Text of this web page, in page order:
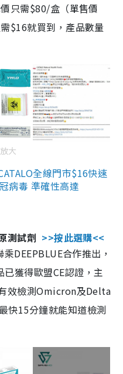
只需$80/盒（單售價
$16就買到，產品數量
大
全線門市$16快速
病毒 準確性高達
測試劑 >>按此選購<<
DEEPBLUE合作推出，
獲得歐盟CE認證，主
效檢測Omicron及Delta
快15分鐘就能知道檢測